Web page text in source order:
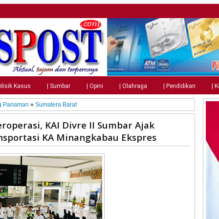
Kasus | Sumbar | Opini | Olahraga | Pendidikan |
Pariaman »Sumatera Barat
KAI Divre II Sumbar Ajak
KA Minangkabau Ekspres